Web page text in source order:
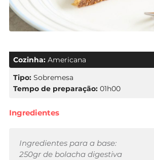
Cozinha: Americana
Tipo: Sobremesa
Tempo de preparação: 01h00
Ingredientes
Ingredientes para a base:
250gr de bolacha digestiva